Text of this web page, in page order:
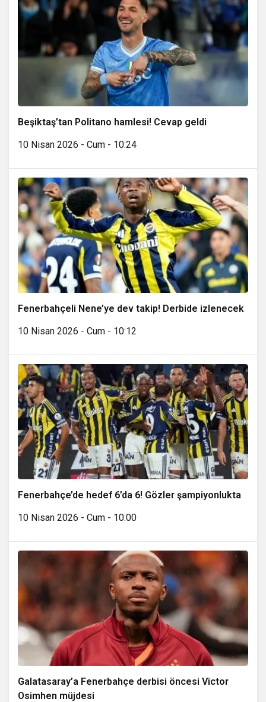
Beşiktaş’tan Politano hamlesi! Cevap geldi
10 Nisan 2026 - Cum - 10:24
Fenerbahçeli Nene’ye dev takip! Derbide izlenecek
10 Nisan 2026 - Cum - 10:12
Fenerbahçe’de hedef 6’da 6! Gözler şampiyonlukta
10 Nisan 2026 - Cum - 10:00
Galatasaray’a Fenerbahçe derbisi öncesi Victor
Osimhen müjdesi